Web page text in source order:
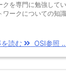
クを専門に勉強してい
ワークについての知識
を読む OSI参照